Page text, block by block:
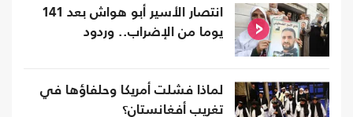
انتصار الأسير أبو هواش بعد 141
يوما من الإضراب.. وردود
لماذا فشلت أمريكا وحلفاؤها في
تغريب أفغانستان؟